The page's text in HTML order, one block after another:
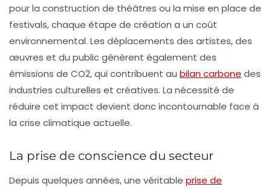
pour la construction de théâtres ou la mise en place de
festivals, chaque étape de création a un coût
environnemental. Les déplacements des artistes, des
œuvres et du public génèrent également des
émissions de CO2, qui contribuent au bilan carbone des
industries culturelles et créatives. La nécessité de
réduire cet impact devient donc incontournable face à
la crise climatique actuelle.
La prise de conscience du secteur
Depuis quelques années, une véritable prise de